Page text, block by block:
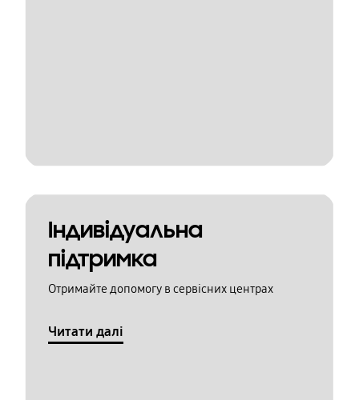
Індивідуальна
підтримка
Отримайте допомогу в сервісних центрах
Читати далі